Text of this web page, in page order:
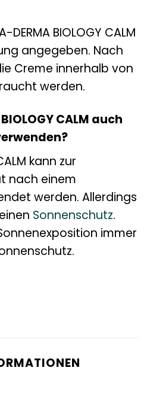
BIOLOGY CALM
angegeben. Nach
Creme innerhalb von
werden.
CALM auch
kann zur
nach einem
werden. Allerdings
Sonnenschutz.
immer